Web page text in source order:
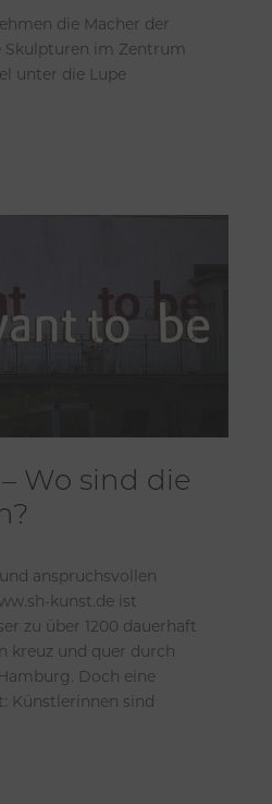
die Macher der
Skulpturen im Zentrum
unter die Lupe
Wo sind die
anspruchsvollen
kunst.de ist
zu über 1200 dauerhaft
kreuz und quer durch
Doch eine
Künstlerinnen sind